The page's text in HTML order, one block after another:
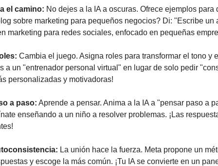
el camino: No dejes a la IA a oscuras. Ofrece ejemplos para
sobre marketing para pequeños negocios? Di: "Escribe un
marketing para redes sociales, enfocado en pequeñas
Cambia el juego. Asigna roles para transformar el tono y
a un "entrenador personal virtual" en lugar de solo pedir
personalizadas y motivadoras!
a paso: Aprende a pensar. Anima a la IA a "pensar paso a
enseñando a un niño a resolver problemas. ¡Las
La unión hace la fuerza. Meta propone un
y escoge la más común. ¡Tu IA se convierte en un